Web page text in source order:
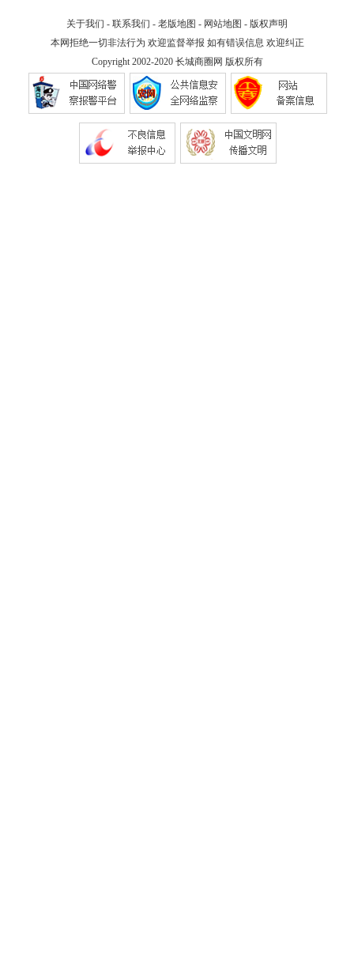
关于我们 - 联系我们 - 老版地图 - 网站地图 - 版权声明
本网拒绝一切非法行为 欢迎监督举报 如有错误信息 欢迎纠正
Copyright 2002-2020 长城商圈网 版权所有